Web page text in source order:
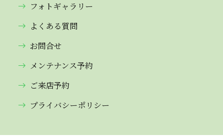
フォトギャラリー
よくある質問
お問合せ
メンテナンス予約
ご来店予約
プライバシーポリシー